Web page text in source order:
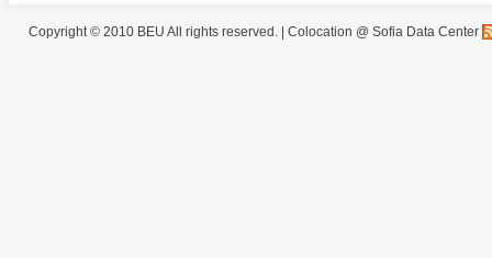
Copyright © 2010 BEU All rights reserved. | Colocation @ Sofia Data Center